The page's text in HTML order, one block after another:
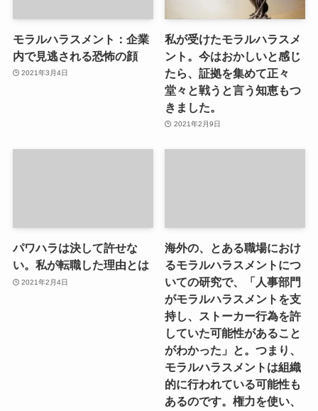
モラルハラスメント：企業
内で見逃される恐怖の顔
2021年3月4日
私が受けたモラルハラスメ
ント。今はおかしいと感じ
たら、証拠を集めて正々
堂々と戦うと言う知恵もつ
きました。
2021年2月9日
パワハラは決して許せな
い。私が転職した理由とは
2021年2月4日
海外の、とある職場におけ
るモラルハラスメントにつ
いての研究で、「人事部門
がモラルハラスメントを支
持し、ストーカー行為を許
していた可能性があること
がわかった」と。つまり、
モラルハラスメントは組織
的に行われている可能性も
あるのです。権力を使い、